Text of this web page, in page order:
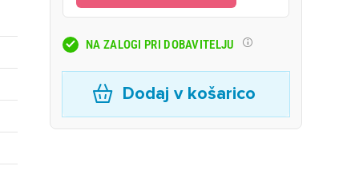
NA ZALOGI PRI DOBAVITELJU
Dodaj v košarico